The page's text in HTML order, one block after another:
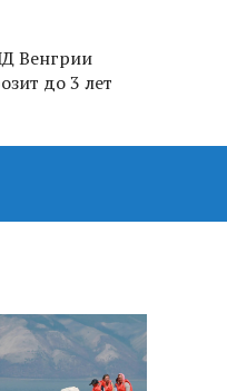
Венгрии
до 3 лет